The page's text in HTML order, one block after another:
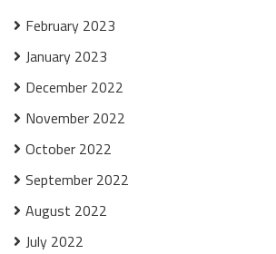
February 2023
January 2023
December 2022
November 2022
October 2022
September 2022
August 2022
July 2022